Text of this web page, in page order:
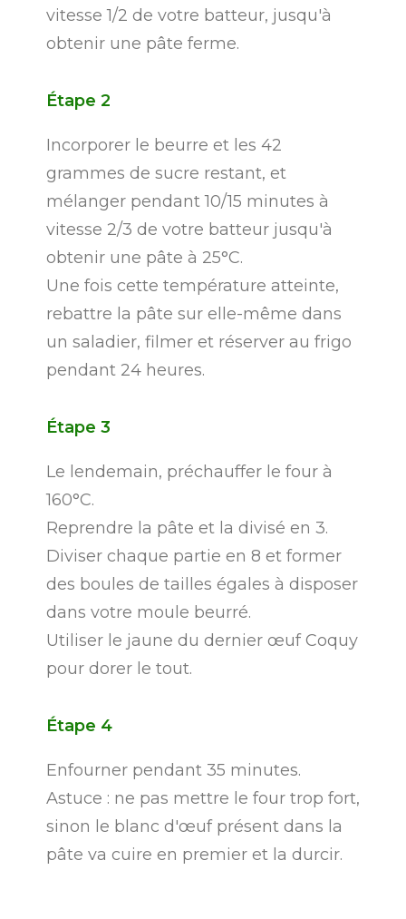
vitesse 1/2 de votre batteur, jusqu'à
obtenir une pâte ferme.
Étape 2
Incorporer le beurre et les 42
grammes de sucre restant, et
mélanger pendant 10/15 minutes à
vitesse 2/3 de votre batteur jusqu'à
obtenir une pâte à 25°C.
Une fois cette température atteinte,
rebattre la pâte sur elle-même dans
un saladier, filmer et réserver au frigo
pendant 24 heures.
Étape 3
Le lendemain, préchauffer le four à
160°C.
Reprendre la pâte et la divisé en 3.
Diviser chaque partie en 8 et former
des boules de tailles égales à disposer
dans votre moule beurré.
Utiliser le jaune du dernier œuf Coquy
pour dorer le tout.
Étape 4
Enfourner pendant 35 minutes.
Astuce : ne pas mettre le four trop fort,
sinon le blanc d'œuf présent dans la
pâte va cuire en premier et la durcir.